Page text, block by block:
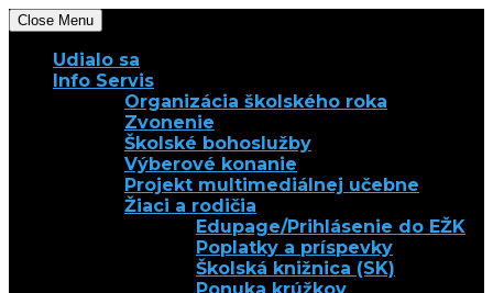
Close Menu
Udialo sa
Info Servis
Organizácia školského roka
Zvonenie
Školské bohoslužby
Výberové konanie
Projekt multimediálnej učebne
Žiaci a rodičia
Edupage/Prihlásenie do EŽK
Poplatky a príspevky
Školská knižnica (SK)